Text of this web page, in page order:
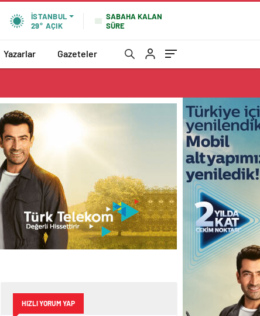
İSTANBUL
29° AÇIK
SABAHA KALAN
SÜRE
Yazarlar Gazeteler
HIZLI YORUM YAP